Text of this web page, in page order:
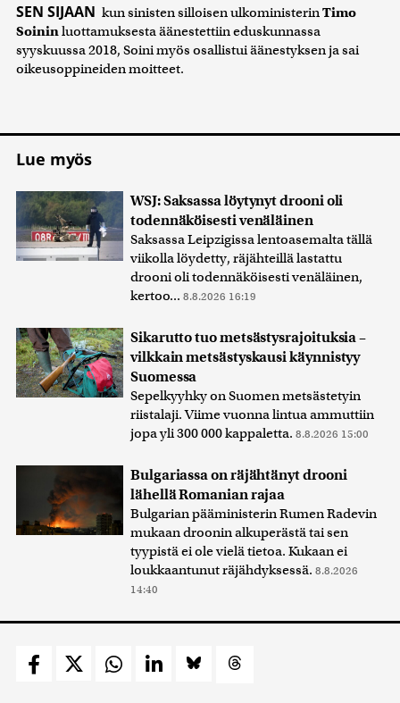
SEN SIJAAN kun sinisten silloisen ulkoministerinTimo
Soininluottamuksesta äänestettiin eduskunnassa
syyskuussa 2018, Soini myös osallistui äänestyksen ja sai
oikeusoppineiden moitteet.
Lue myös
WSJ: Saksassa löytynyt drooni oli
todennäköisesti venäläinen
Saksassa Leipzigissa lentoasemalta tällä
viikolla löydetty, räjähteillä lastattu
drooni oli todennäköisesti venäläinen,
kertoo... 8.8.2026 16:19
Sikarutto tuo metsästysrajoituksia –
vilkkain metsästyskausi käynnistyy
Suomessa
Sepelkyyhky on Suomen metsästetyin
riistalaji. Viime vuonna lintua ammuttiin
jopa yli 300 000 kappaletta. 8.8.2026 15:00
Bulgariassa on räjähtänyt drooni
lähellä Romanian rajaa
Bulgarian pääministerin Rumen Radevin
mukaan droonin alkuperästä tai sen
tyypistä ei ole vielä tietoa. Kukaan ei
loukkaantunut räjähdyksessä. 8.8.2026
14:40